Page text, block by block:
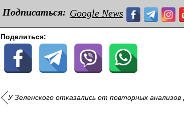
Подписаться: Google News
Поделиться:
У Зеленского отказались от повторных анализов